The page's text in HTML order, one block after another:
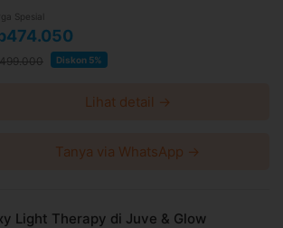
dan berlaku untuk pembelian
perubahan
termasuk biaya administrasi, convenience
Spesial
Diskon 5%
Lihat detail →
Tanya via WhatsApp →
Light Therapy di Juve & Glow